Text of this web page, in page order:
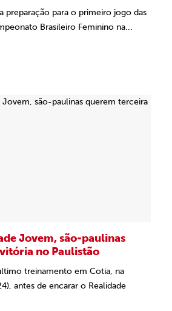
preparação para o primeiro jogo das
Brasileiro Feminino na...
Jovem, são-paulinas
no Paulistão
treinamento em Cotia, na
antes de encarar o Realidade